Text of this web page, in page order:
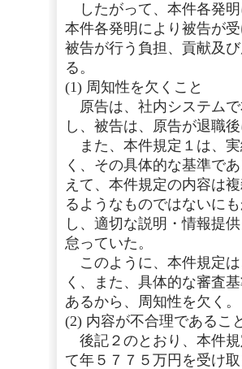
したがって、本件各発
本件各発明により被告が
被告が行う負担、貢献及
る。
(1) 周知性を欠くこと
原告は、社内システム
し、被告は、原告が退職
また、本件規定１は、
く、その具体的な基準で
えて、本件規定の内容は
るようなものではないに
し、適切な説明・情報提
怠っていた。
このように、本件規定
く、また、具体的な審査
あるから、周知性を欠く。
(2) 内容が不合理であるこ
後記２のとおり、本件
て年５７７５万円を受け